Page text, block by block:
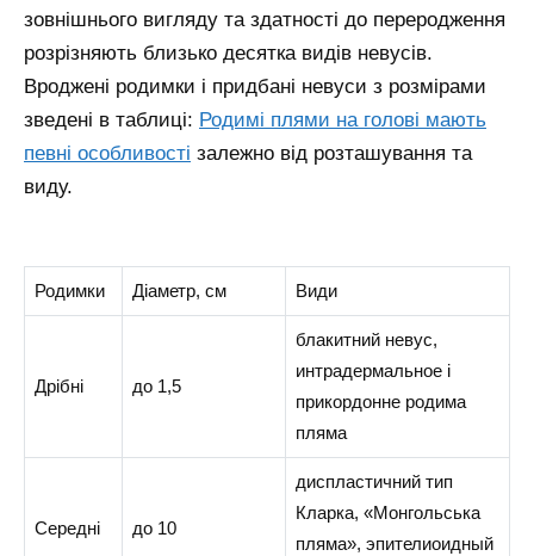
зовнішнього вигляду та здатності до переродження
розрізняють близько десятка видів невусів.
Вроджені родимки і придбані невуси з розмірами
зведені в таблиці: Родимі плями на голові мають
певні особливості залежно від розташування та
виду.
Родимки Діаметр, см Види
Дрібні до 1,5
блакитний невус,
интрадермальное і
прикордонне родима
пляма
Середні до 10
диспластичний тип
Кларка, «Монгольська
пляма», эпителиоидный